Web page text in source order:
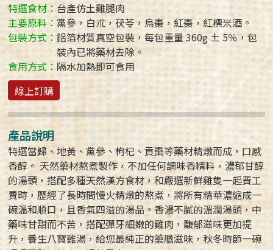
特選食材： 台產仿土雞腿肉
主要原料： 黨參，白朮，茯苓，烏棗，紅棗，紅標米酒。
包裝方式： 鋁箔材質真空包裝，每包重量 360g ± 5％，包
裝內已將藥材去除。
食用方式： 隔水加熱即可食用
線上訂購
產品說明
特選當歸、地黃、黨參、枸杞、貢棗等藥材精燉而成，口感
香醇。 天然藥材熬煮製作，不加任何調味香精料，濃郁甘醇
的湯頭，搭配多種天然漢方食材，和嚴選新鮮雞隻一起費工
費時，歷經了長時間慢火精燉的熬煮，將所有精華濃縮成一
碗溫和順口，且香氣四溢的湯品。香濃不膩的溫潤湯頭，中
藥味甘甜而不苦，搭配彈牙細嫩的雞肉，馥郁滋味更加提
升，養生八寶雞湯，給您最純正的藥膳滋味，秋冬時節一碗